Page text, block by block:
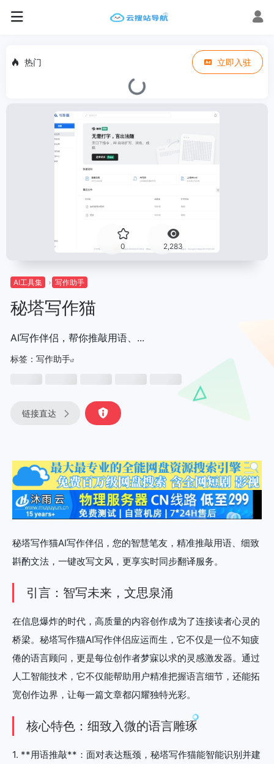
热门 立即入驻
0 2,283
AI工具集 写作助手
秘塔写作猫
AI写作伴侣，帮你推敲用语、...
标签： 写作助手
链接直达
秘塔写作猫AI写作伴侣，您的智慧笔友，精准推敲用语、细致
斟酌文法，一键改写文风，更享实时同步翻译服务。
引言：智写未来，文思泉涌
在信息爆炸的时代，高质量的内容创作成为了连接读者心灵的
桥梁。秘塔写作猫AI写作伴侣应运而生，它不仅是一位不知疲
倦的语言顾问，更是每位创作者梦寐以求的灵感激发器。通过
人工智能技术，它不仅能帮助用户精准把握语言细节，还能拓
宽创作边界，让每一篇文章都闪耀独特光彩。
核心特色：细致入微的语言雕琢
1. **用语推敲**：面对表达瓶颈，秘塔写作猫能智能识别并建